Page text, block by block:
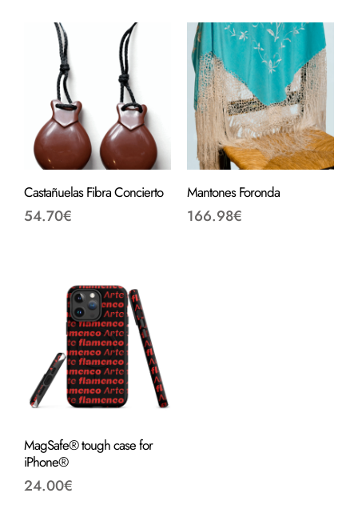
Castañuelas Fibra Concierto
54.70€
Mantones Foronda
166.98€
MagSafe® tough case for
iPhone®
24.00€